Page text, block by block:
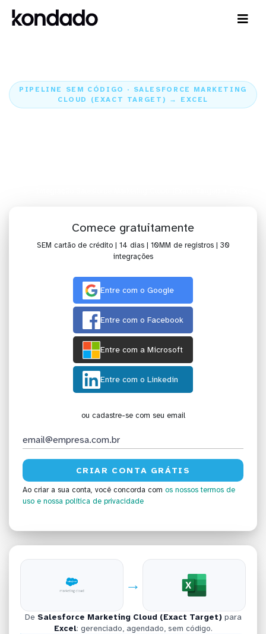
PIPELINE SEM CÓDIGO · SALESFORCE MARKETING
CLOUD (EXACT TARGET) → EXCEL
Comece gratuitamente
SEM cartão de crédito | 14 dias | 10MM de registros | 30
integrações
Entre com o Google
Entre com o Facebook
Entre com a Microsoft
Entre com o Linkedin
ou cadastre-se com seu email
Ao criar a sua conta, você concorda com os nossos termos de
uso e nossa política de privacidade
→
De Salesforce Marketing Cloud (Exact Target) para
Excel: gerenciado, agendado, sem código.